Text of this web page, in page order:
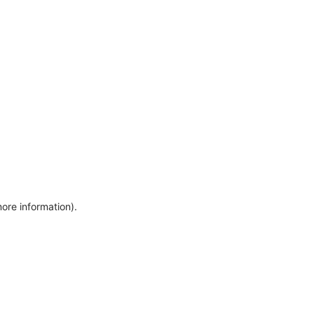
information).